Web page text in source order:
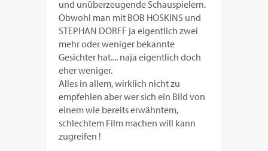
und unüberzeugende Schauspielern.
Obwohl man mit BOB HOSKINS und
STEPHAN DORFF ja eigentlich zwei
mehr oder weniger bekannte
Gesichter hat.... naja eigentlich doch
eher weniger.
Alles in allem, wirklich nicht zu
empfehlen aber wer sich ein Bild von
einem wie bereits erwähntem,
schlechtem Film machen will kann
zugreifen !